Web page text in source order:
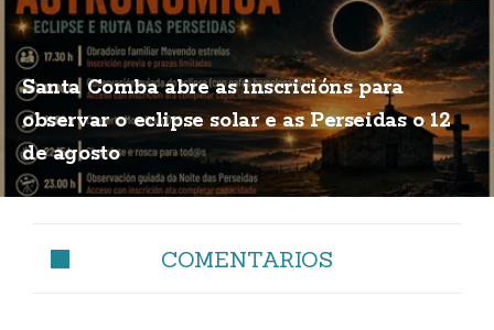
Santa Comba abre as inscricións para
observar o eclipse solar e as Perseidas o 12
de agosto
COMENTARIOS